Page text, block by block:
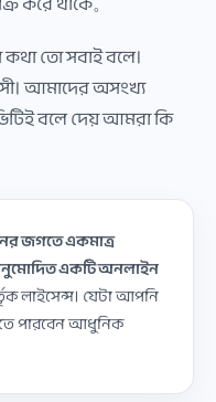
তো সবাই বলে।
আমাদের অসংখ্য
বলে দেয় আমরা কি
জগতে একমাত্র
একটি অনলাইন
লাইসেন্স। যেটা আপনি
পারবেন আধুনিক